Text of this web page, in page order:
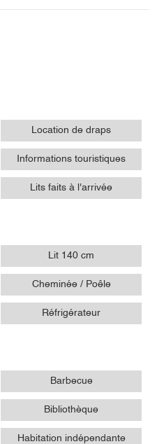
Location de draps
Informations touristiques
Lits faits à l'arrivée
Lit 140 cm
Cheminée / Poêle
Réfrigérateur
Barbecue
Bibliothèque
Habitation indépendante